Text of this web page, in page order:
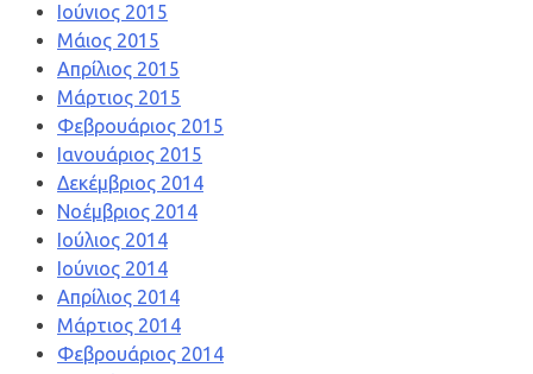
Ιούνιος 2015
Μάιος 2015
Απρίλιος 2015
Μάρτιος 2015
Φεβρουάριος 2015
Ιανουάριος 2015
Δεκέμβριος 2014
Νοέμβριος 2014
Ιούλιος 2014
Ιούνιος 2014
Απρίλιος 2014
Μάρτιος 2014
Φεβρουάριος 2014